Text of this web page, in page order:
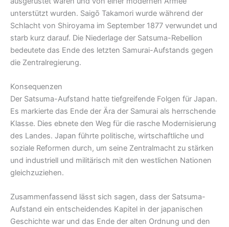
unterstützt wurden. Saigō Takamori wurde während der
Schlacht von Shiroyama im September 1877 verwundet und
starb kurz darauf. Die Niederlage der Satsuma-Rebellion
bedeutete das Ende des letzten Samurai-Aufstands gegen
die Zentralregierung.
Konsequenzen
Der Satsuma-Aufstand hatte tiefgreifende Folgen für Japan.
Es markierte das Ende der Ära der Samurai als herrschende
Klasse. Dies ebnete den Weg für die rasche Modernisierung
des Landes. Japan führte politische, wirtschaftliche und
soziale Reformen durch, um seine Zentralmacht zu stärken
und industriell und militärisch mit den westlichen Nationen
gleichzuziehen.
Zusammenfassend lässt sich sagen, dass der Satsuma-
Aufstand ein entscheidendes Kapitel in der japanischen
Geschichte war und das Ende der alten Ordnung und den